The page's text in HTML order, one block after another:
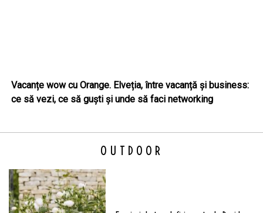
Vacanțe wow cu Orange. Elveția, între vacanță și business:
ce să vezi, ce să guști și unde să faci networking
OUTDOOR